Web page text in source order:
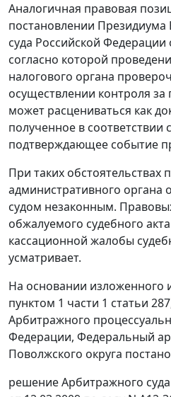
Аналогичная правовая
постановлении Президиума
суда Российской Федерации
согласно которой
налогового органа
осуществлении контроля
может расцениваться как
полученное в соответствии
подтверждающее событие
При таких обстоятельствах
административного органа
судом незаконным.
обжалуемого судебного
кассационной жалобы
усматривает.
На основании изложенного
пунктом 1 части 1 статьи 287
Арбитражного
Федерации, Федеральный
Поволжского округа
решение Арбитражного